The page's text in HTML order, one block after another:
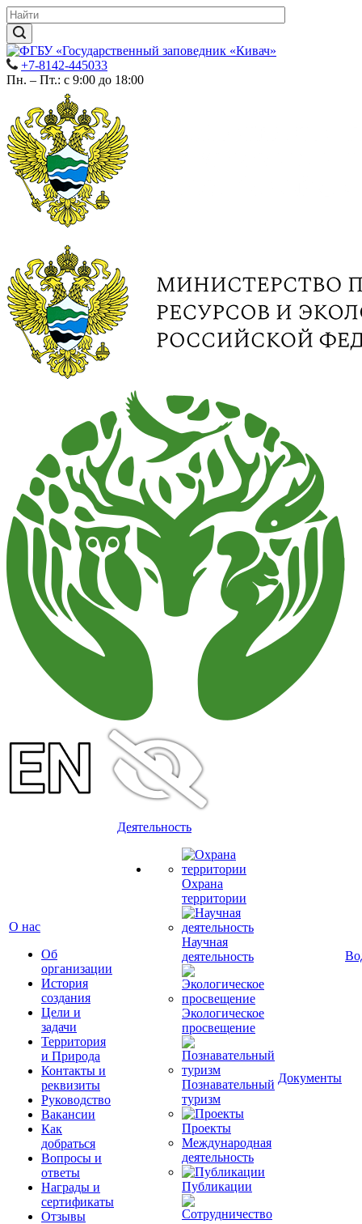
+7-8142-445033
Пн. – Пт.: с 9:00 до 18:00
О нас
Об
организации
История
создания
Цели и
задачи
Территория
и Природа
Контакты и
реквизиты
Руководство
Вакансии
Как
добраться
Вопросы и
ответы
Награды и
сертификаты
Отзывы
Деятельность
Охрана
территории
Научная
деятельность
Экологическое
просвещение
Познавательный
туризм
Проекты
Международная
деятельность
Публикации
Документы